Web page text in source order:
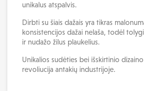
unikalus atspalvis.
Dirbti su šiais dažais yra tikras
konsistencijos dažai nelaša, todėl
ir nudažo žilus plaukelius.
Unikalios sudėties bei išskirtinio
revoliucija antakių industrijoje.